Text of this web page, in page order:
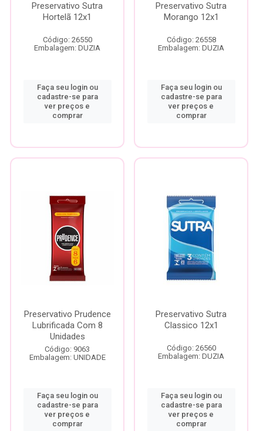
Preservativo Sutra
Hortelã 12x1
Código: 26550
Embalagem: DUZIA
Faça seu login ou
cadastre-se para
ver preços e
comprar
Preservativo Sutra
Morango 12x1
Código: 26558
Embalagem: DUZIA
Faça seu login ou
cadastre-se para
ver preços e
comprar
Preservativo Prudence
Lubrificada Com 8
Unidades
Código: 9063
Embalagem: UNIDADE
Faça seu login ou
cadastre-se para
ver preços e
comprar
Preservativo Sutra
Classico 12x1
Código: 26560
Embalagem: DUZIA
Faça seu login ou
cadastre-se para
ver preços e
comprar